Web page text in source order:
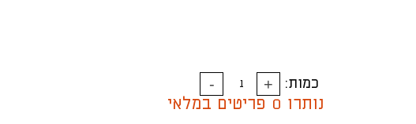
כמות:
נותרו 0 פריטים במלאי